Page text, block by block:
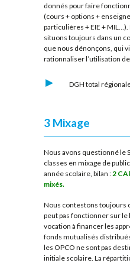
donnés pour faire
(cours + options +
particulières + EIE +
situons toujours dans un
que nous dénonçons, qui
rationnaliser l’utilisation
DGH total
3 Mixage
Nous avons questionné le
classes en mixage de
année scolaire, bilan : 2
mixés.
Nous contestons toujours
peut pas fonctionner sur le
vocation à financer les
fonds mutualisés
les OPCO ne sont pas
initiale scolaire. La